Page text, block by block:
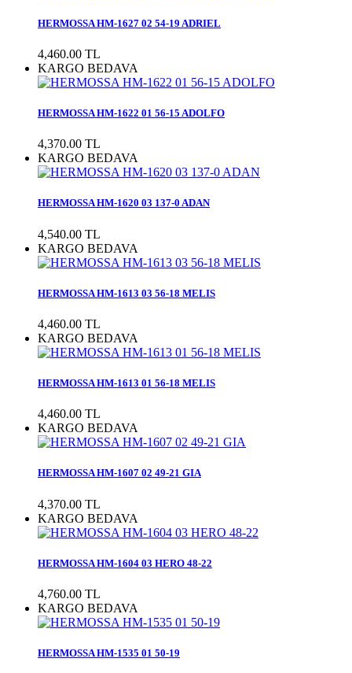
HERMOSSA HM-1627 02 54-19 ADRIEL
4,460.00 TL
KARGO BEDAVA
HERMOSSA HM-1622 01 56-15 ADOLFO
4,370.00 TL
KARGO BEDAVA
HERMOSSA HM-1620 03 137-0 ADAN
4,540.00 TL
KARGO BEDAVA
HERMOSSA HM-1613 03 56-18 MELIS
4,460.00 TL
KARGO BEDAVA
HERMOSSA HM-1613 01 56-18 MELIS
4,460.00 TL
KARGO BEDAVA
HERMOSSA HM-1607 02 49-21 GIA
4,370.00 TL
KARGO BEDAVA
HERMOSSA HM-1604 03 HERO 48-22
4,760.00 TL
KARGO BEDAVA
HERMOSSA HM-1535 01 50-19